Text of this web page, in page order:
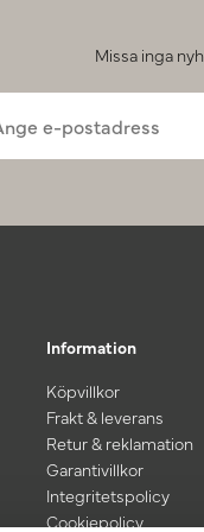
Missa inga
Information
Köpvillkor
Frakt & leverans
Retur & reklamation
Garantivillkor
Integritetspolicy
Cookiepolicy